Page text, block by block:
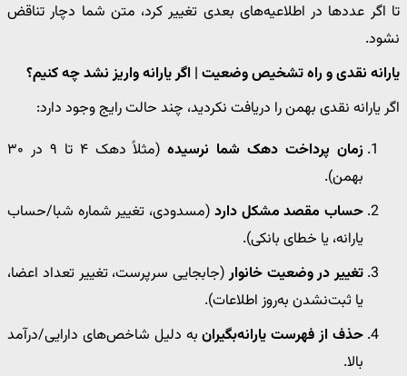
تا اگر عددها در اطلاعیه‌های بعدی تغییر کرد، متن شما دچار تناقض
نشود.
یارانه نقدی و راه تشخیص وضعیت | اگر یارانه واریز نشد چه کنیم؟
اگر یارانه نقدی بهمن را دریافت نکردید، چند حالت رایج وجود دارد:
زمان پرداخت دهک شما نرسیده
(مثلاً دهک ۴ تا ۹ در ۳۰
بهمن).
حساب مقصد مشکل دارد (مسدودی، تغییر شماره شبا/حساب
یارانه، یا خطای بانکی).
تغییر در وضعیت خانوار(جابجایی سرپرست، تغییر تعداد اعضا،
یا ثبت‌نشدن به‌روز اطلاعات).
حذف از فهرست یارانه‌بگیرانبه دلیل شاخص‌های دارایی/درآمد
بالا.